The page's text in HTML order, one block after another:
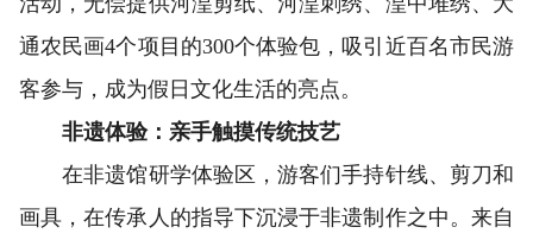
通农民画4个项目的300个体验包，吸引近百名市民游
客参与，成为假日文化生活的亮点。
非遗体验：亲手触摸传统技艺
在非遗馆研学体验区，游客们手持针线、剪刀和
画具，在传承人的指导下沉浸于非遗制作之中。来自